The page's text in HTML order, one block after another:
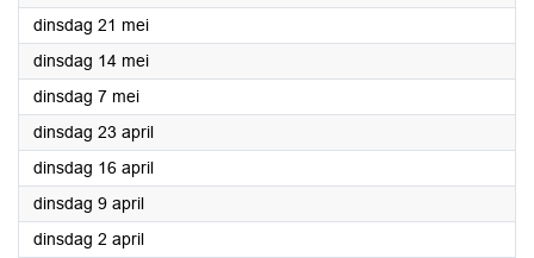
dinsdag 21 mei2024
dinsdag 14 mei2024
dinsdag 7 mei2024
dinsdag 23 april2024
dinsdag 16 april2024
dinsdag 9 april2024
dinsdag 2 april2024